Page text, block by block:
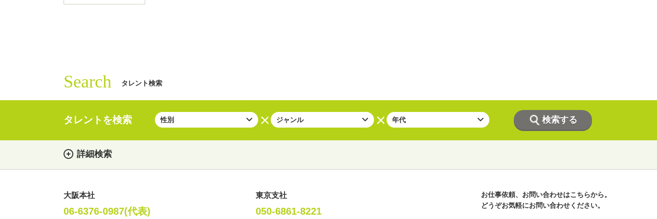
Search タレント検索
タレントを検索
詳細検索
・性別
大阪本社
06-6376-0987(代表)
東京支社
050-6861-8221
お仕事依頼、お問い合わせはこちらから。
どうぞお気軽にお問い合わせください。